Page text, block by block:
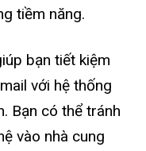
tiềm năng.
bạn tiết kiệm
với hệ thống
Bạn có thể tránh
vào nhà cung